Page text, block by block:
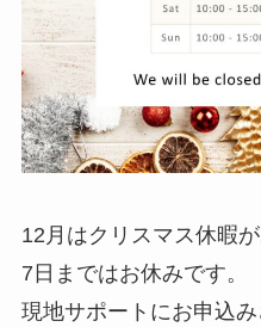
12月はクリスマス休暇
7日まではお休みです。
現地サポートにお申込